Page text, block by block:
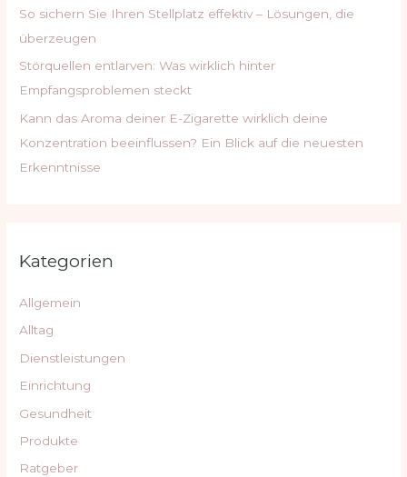
:So sichern Sie Ihren Stellplatz effektiv – Lösungen, die
überzeugen
Störquellen entlarven: Was wirklich hinter
Empfangsproblemen steckt
Kann das Aroma deiner E-Zigarette wirklich deine
Konzentration beeinflussen? Ein Blick auf die neuesten
Erkenntnisse
Kategorien
Allgemein
Alltag
Dienstleistungen
Einrichtung
Gesundheit
Produkte
Ratgeber